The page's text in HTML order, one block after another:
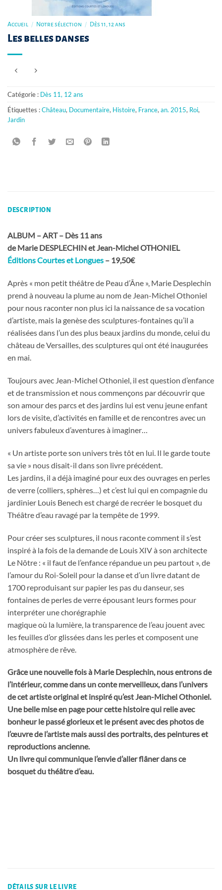
Accueil / Notre sélection / Dès 11, 12 ans
Les belles danses
Catégorie : Dès 11, 12 ans
Étiquettes :Château, Documentaire, Histoire, France,an. 2015, Roi,
Jardin
DESCRIPTION
ALBUM – ART – Dès 11 ans
de Marie DESPLECHIN et Jean-Michel OTHONIEL
Éditions Courtes et Longues – 19,50€
Après « mon petit théâtre de Peau d’Âne », Marie Desplechin
prend à nouveau la plume au nom de Jean-Michel Othoniel
pour nous raconter non plus ici la naissance de sa vocation
d’artiste, mais la genèse des sculptures-fontaines qu’il a
réalisées dans l’un des plus beaux jardins du monde, celui du
château de Versailles, des sculptures qui ont été inaugurées
en mai.
Toujours avec Jean-Michel Othoniel, il est question d’enfance
et de transmission et nous commençons par découvrir que
son amour des parcs et des jardins lui est venu jeune enfant
lors de visite, d’activités en famille et de rencontres avec un
univers fabuleux d’aventures à imaginer…
« Un artiste porte son univers très tôt en lui. Il le garde toute
sa vie » nous disait-il dans son livre précédent.
Les jardins, il a déjà imaginé pour eux des ouvrages en perles
de verre (colliers, sphères…) et c’est lui qui en compagnie du
jardinier Louis Benech est chargé de recréer le bosquet du
Théâtre d’eau ravagé par la tempête de 1999.
Pour créer ses sculptures, il nous raconte comment il s’est
inspiré à la fois de la demande de Louis XIV à son architecte
Le Nôtre : « il faut de l’enfance répandue un peu partout », de
l’amour du Roi-Soleil pour la danse et d’un livre datant de
1700 reproduisant sur papier les pas du danseur, ses
fontaines de perles de verre épousant leurs formes pour
interpréter une chorégraphie
magique où la lumière, la transparence de l’eau jouent avec
les feuilles d’or glissées dans les perles et composent une
atmosphère de rêve.
Grâce une nouvelle fois à Marie Desplechin, nous entrons de
l’intérieur, comme dans un conte merveilleux, dans l’univers
de cet artiste original et inspiré qu’est Jean-Michel Othoniel.
Une belle mise en page pour cette histoire qui relie avec
bonheur le passé glorieux et le présent avec des photos de
l’œuvre de l’artiste mais aussi des portraits, des peintures et
reproductions ancienne.
Un livre qui communique l’envie d’aller flâner dans ce
bosquet du théâtre d’eau.
DÉTAILS SUR LE LIVRE